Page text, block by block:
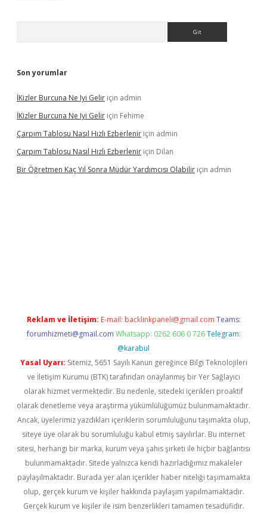
Son yorumlar
İKizler Burcuna Ne Iyi Gelir için admin
İKizler Burcuna Ne Iyi Gelir için Fehime
Çarpım Tablosu Nasıl Hızlı Ezberlenir için admin
Çarpım Tablosu Nasıl Hızlı Ezberlenir için Dilan
Bir Öğretmen Kaç Yıl Sonra Müdür Yardımcısı Olabilir için admin
Reklam ve İletişim: E-mail: backlinkpaneli@gmail.com Teams:
forumhizmeti@gmail.com Whatsapp: 0262 606 0 726 Telegram:
@karabul
Yasal Uyarı: Sitemiz, 5651 Sayılı Kanun gereğince Bilgi Teknolojileri
ve İletişim Kurumu (BTK) tarafından onaylanmış bir Yer Sağlayıcı
olarak hizmet vermektedir. Bu nedenle, sitedeki içerikleri proaktif
olarak denetleme veya araştırma yükümlülüğümüz bulunmamaktadır.
Ancak, üyelerimiz yazdıkları içeriklerin sorumluluğunu taşımakta olup,
siteye üye olarak bu sorumluluğu kabul etmiş sayılırlar. Bu internet
sitesi, herhangi bir marka, kurum veya şahıs şirketi ile hiçbir bağlantısı
bulunmamaktadır. Sitede yalnızca kendi hazırladığımız makaleler
paylaşılmaktadır. Burada yer alan içerikler haber niteliği taşımamakta
olup, gerçek kurum ve kişiler hakkında paylaşım yapılmamaktadır.
Gerçek kurum ve kişiler ile isim benzerlikleri tamamen tesadüfidir.